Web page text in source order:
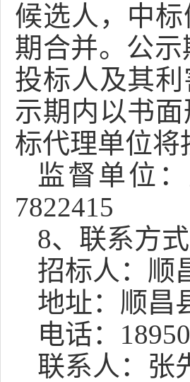
候选人，中
期合并。公示
投标人及其
示期内以书
标代理单位
监督单位：
7822415
8、联系方式
招标人： 顺
地址：顺昌
电话：
联系人：张